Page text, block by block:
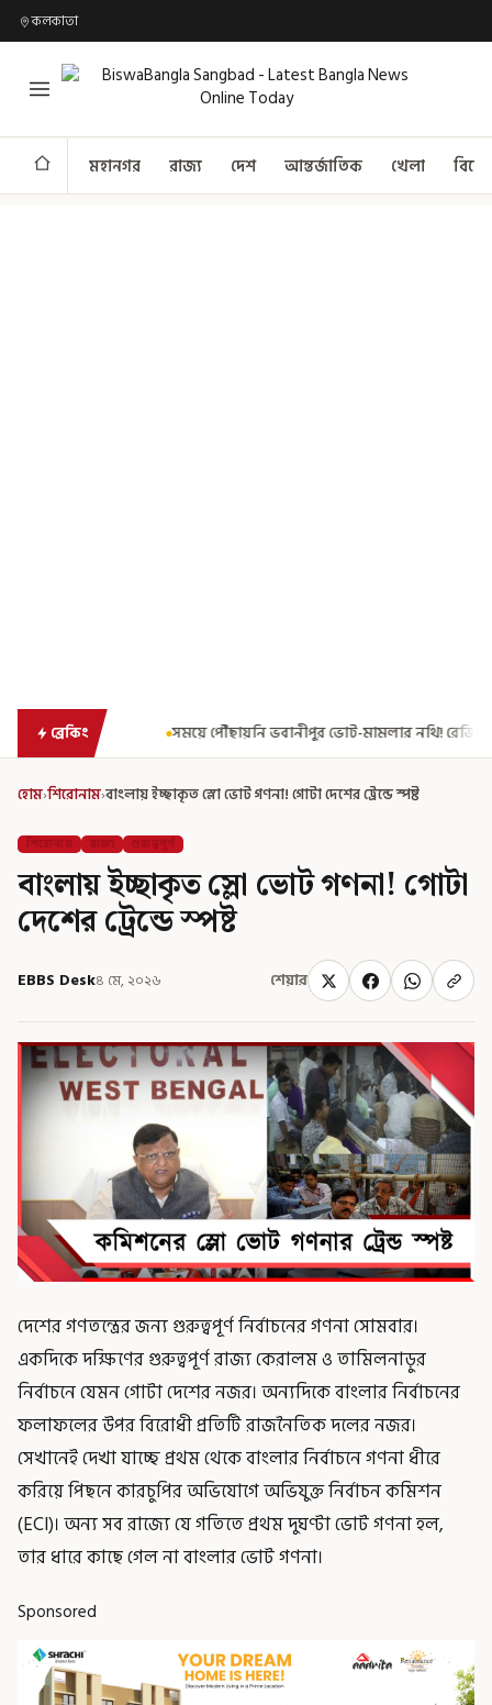
কলকাতা
মহানগর রাজ্য দেশ আন্তর্জাতিক খেলা
ব্রেকিং
পৌঁছায়নি ভবানীপুর ভোট-মামলার নথি! রেজিস্ট্রার জেনারেলের কাছে রিপোর্ট
হোম›শিরোনাম›বাংলায় ইচ্ছাকৃত স্লো ভোট গণনা! গোটা দেশের ট্রেন্ডে স্পষ্ট
শিরোনাম রাজ্য গুরুত্বপূর্ণ
বাংলায় ইচ্ছাকৃত স্লো ভোট গণনা! গোটা
দেশের ট্রেন্ডে স্পষ্ট
EBBS Desk৪ মে, ২০২৬ শেয়ার
দেশের গণতন্ত্রের জন্য গুরুত্বপূর্ণ নির্বাচনের গণনা সোমবার।
একদিকে দক্ষিণের গুরুত্বপূর্ণ রাজ্য কেরালম ও তামিলনাড়ুর
নির্বাচনে যেমন গোটা দেশের নজর। অন্যদিকে বাংলার নির্বাচনের
ফলাফলের উপর বিরোধী প্রতিটি রাজনৈতিক দলের নজর।
সেখানেই দেখা যাচ্ছে প্রথম থেকে বাংলার নির্বাচনে গণনা ধীরে
করিয়ে পিছনে কারচুপির অভিযোগে অভিযুক্ত নির্বাচন কমিশন
(ECI)। অন্য সব রাজ্যে যে গতিতে প্রথম দুঘণ্টা ভোট গণনা হল,
তার ধারে কাছে গেল না বাংলার ভোট গণনা।
Sponsored